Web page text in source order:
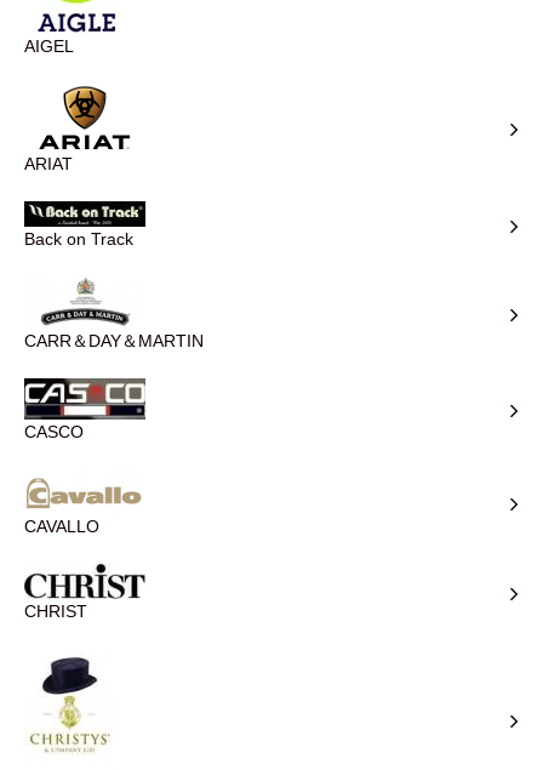
AIGEL
ARIAT
Back on Track
CARR＆DAY＆MARTIN
CASCO
CAVALLO
CHRIST